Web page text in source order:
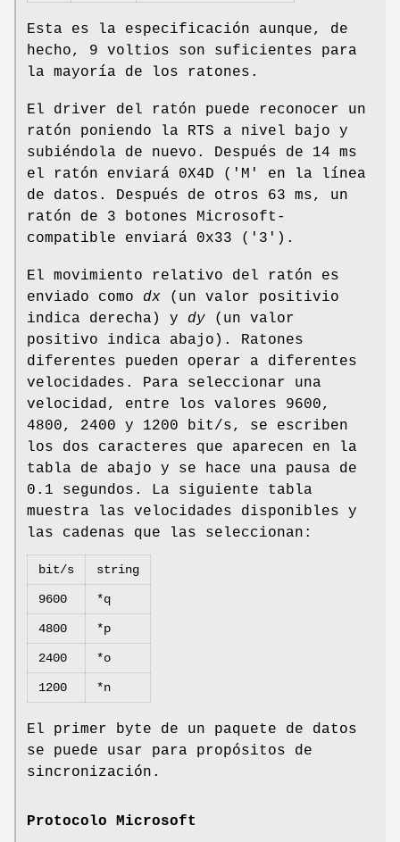
Esta es la especificación aunque, de
hecho, 9 voltios son suficientes para
la mayoría de los ratones.
El driver del ratón puede reconocer un
ratón poniendo la RTS a nivel bajo y
subiéndola de nuevo. Después de 14 ms
el ratón enviará 0X4D ('M' en la línea
de datos. Después de otros 63 ms, un
ratón de 3 botones Microsoft-
compatible enviará 0x33 ('3').
El movimiento relativo del ratón es
enviado como dx (un valor positivio
indica derecha) y dy (un valor
positivo indica abajo). Ratones
diferentes pueden operar a diferentes
velocidades. Para seleccionar una
velocidad, entre los valores 9600,
4800, 2400 y 1200 bit/s, se escriben
los dos caracteres que aparecen en la
tabla de abajo y se hace una pausa de
0.1 segundos. La siguiente tabla
muestra las velocidades disponibles y
las cadenas que las seleccionan:
bit/s string
9600 *q
4800 *p
2400 *o
1200 *n
El primer byte de un paquete de datos
se puede usar para propósitos de
sincronización.
Protocolo Microsoft